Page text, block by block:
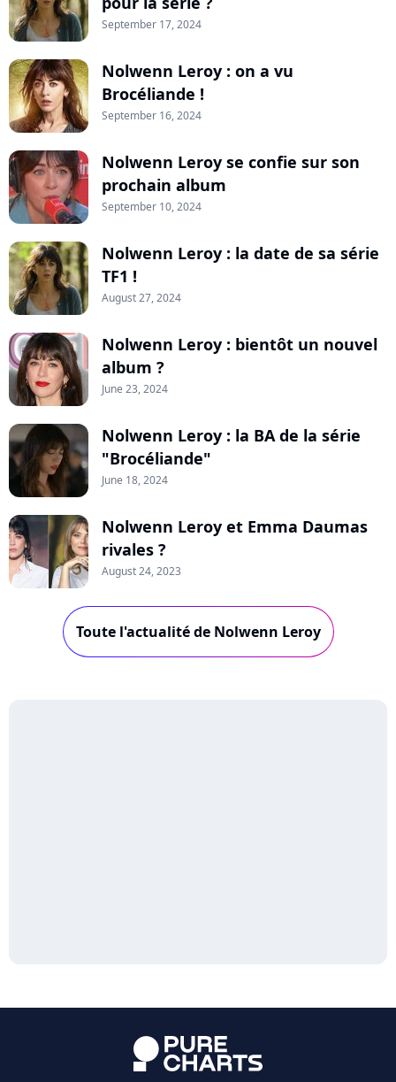
September 17, 2024
Nolwenn Leroy : on a vu
Brocéliande !
September 16, 2024
Nolwenn Leroy se confie sur son
prochain album
September 10, 2024
Nolwenn Leroy : la date de sa série
TF1 !
August 27, 2024
Nolwenn Leroy : bientôt un nouvel
album ?
June 23, 2024
Nolwenn Leroy : la BA de la série
"Brocéliande"
June 18, 2024
Nolwenn Leroy et Emma Daumas
rivales ?
August 24, 2023
Toute l'actualité de Nolwenn Leroy